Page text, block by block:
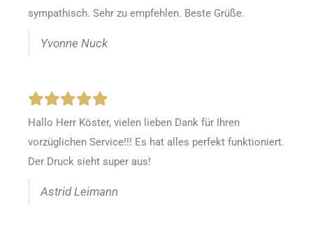
sympathisch. Sehr zu empfehlen. Beste Grüße.
Yvonne Nuck
Hallo Herr Köster, vielen lieben Dank für Ihren
vorzüglichen Service!!! Es hat alles perfekt funktioniert.
Der Druck sieht super aus!
Astrid Leimann